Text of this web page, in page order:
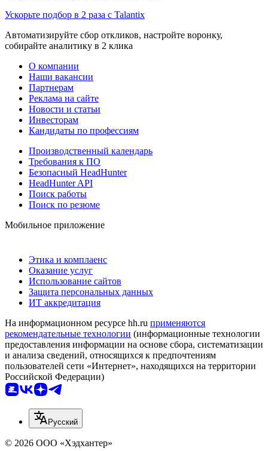
Ускорьте подбор в 2 раза с Talantix
Автоматизируйте сбор откликов, настройте воронку,
собирайте аналитику в 2 клика
О компании
Наши вакансии
Партнерам
Реклама на сайте
Новости и статьи
Инвесторам
Кандидаты по профессиям
Производственный календарь
Требования к ПО
Безопасный HeadHunter
HeadHunter API
Поиск работы
Поиск по резюме
Мобильное приложение
Этика и комплаенс
Оказание услуг
Использование сайтов
Защита персональных данных
ИТ аккредитация
На информационном ресурсе hh.ru применяются
рекомендательные технологии (информационные технологии
предоставления информации на основе сбора, систематизации
и анализа сведений, относящихся к предпочтениям
пользователей сети «Интернет», находящихся на территории
Российской Федерации)
Русский
© 2026 ООО «Хэдхантер»